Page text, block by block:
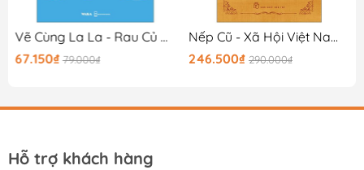
Vẽ Cùng La La - Rau Củ Và Hoa Lá
67.150₫ 79.000₫
Nếp Cũ - Xã Hội Việt Nam - Lá Rụng Về Cội
246.500₫ 290.000₫
Hỗ trợ khách hàng